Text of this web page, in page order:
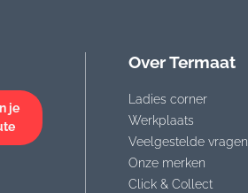
je
Over Termaat
Ladies corner
Werkplaats
Veelgestelde vragen
Onze merken
Click & Collect